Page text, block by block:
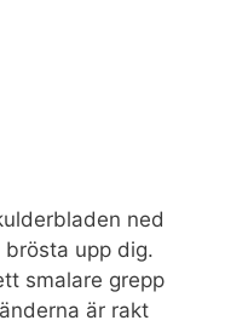
ned
upp dig.
smalare grepp
är rakt